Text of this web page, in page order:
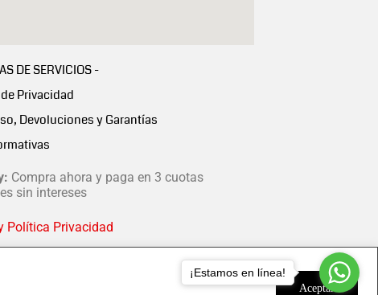
Aceptar
DE SERVICIOS -
Privacidad
Devoluciones y Garantías
Compra ahora y paga en 3 cuotas
sin intereses
Política Privacidad
¡Estamos en línea!